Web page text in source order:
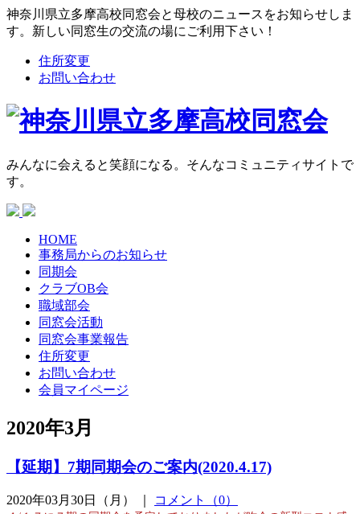
神奈川県立多摩高校同窓会と母校のニュースをお知らせしま
す。新しい同窓生の交流の場にご利用下さい！
住所変更
お問い合わせ
みんなに会えると笑顔になる。そんなコミュニティサイトで
す。
HOME
事務局からのお知らせ
同期会
クラブOB会
職域部会
同窓会活動
同窓会事業報告
住所変更
お問い合わせ
会員マイページ
2020年3月
【延期】7期同期会のご案内(2020.4.17)
2020年03月30日（月） ｜ コメント（0）